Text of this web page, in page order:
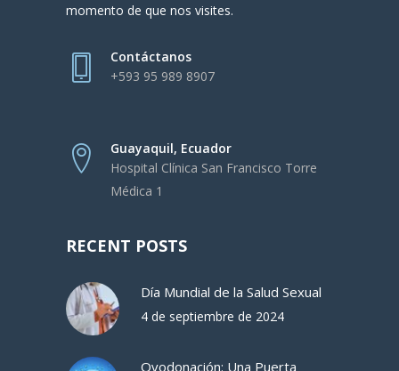
momento de que nos visites.
Contáctanos
+593 95 989 8907
Guayaquil, Ecuador
Hospital Clínica San Francisco Torre
Médica 1
RECENT POSTS
Día Mundial de la Salud Sexual
4 de septiembre de 2024
Ovodonación: Una Puerta